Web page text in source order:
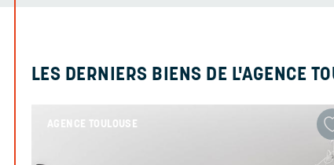
LES DERNIERS BIENS DE L'AGENCE
AGENCE TOULOUSE